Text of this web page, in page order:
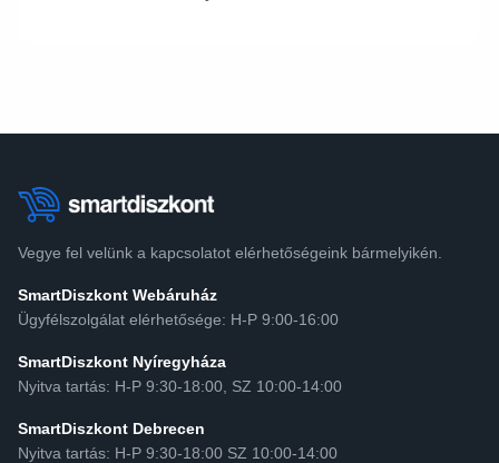
Vegye fel velünk a kapcsolatot elérhetőségeink bármelyikén.
SmartDiszkont Webáruház
Ügyfélszolgálat elérhetősége: H-P 9:00-16:00
SmartDiszkont Nyíregyháza
Nyitva tartás: H-P 9:30-18:00, SZ 10:00-14:00
SmartDiszkont Debrecen
Nyitva tartás: H-P 9:30-18:00 SZ 10:00-14:00